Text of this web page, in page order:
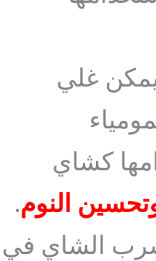
غلي
كشاي
النوم.
الشاي في